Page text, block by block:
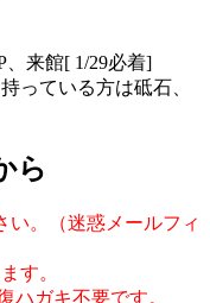
来館[ 1/29必着]
っている方は砥石、
ら
。（迷惑メールフィ
す。
ガキ不要です。